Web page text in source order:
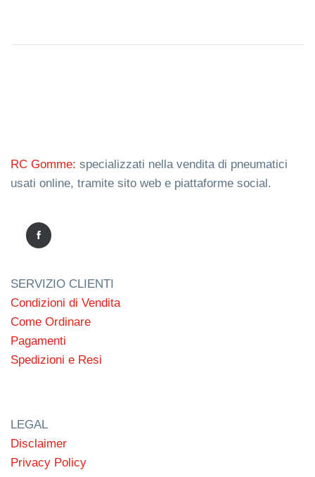
RC Gomme: specializzati nella vendita di pneumatici
usati online, tramite sito web e piattaforme social.
SERVIZIO CLIENTI
Condizioni di Vendita
Come Ordinare
Pagamenti
Spedizioni e Resi
LEGAL
Disclaimer
Privacy Policy